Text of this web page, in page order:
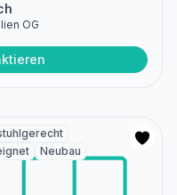
OG
Neubau